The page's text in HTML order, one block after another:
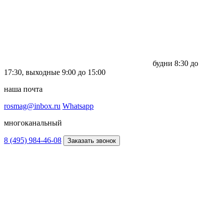
будни 8:30 до
17:30, выходные 9:00 до 15:00
наша почта
rosmag@inbox.ru Whatsapp
многоканальный
8 (495) 984-46-08 Заказать звонок